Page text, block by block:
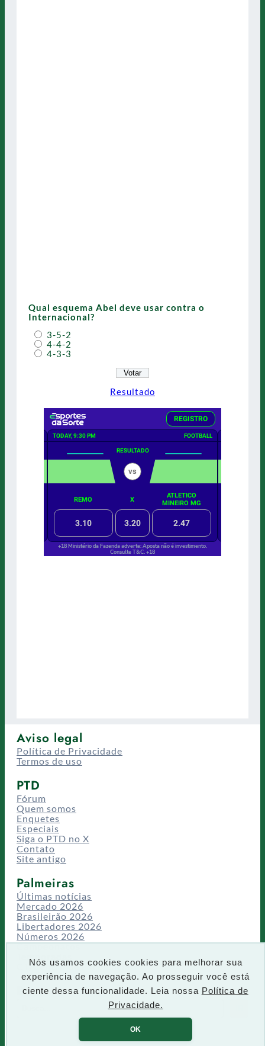
Nós usamos cookies cookies para melhorar sua
experiência de navegação. Ao prosseguir você está
ciente dessa funcionalidade. Leia nossa Política de
Privacidade.
OK
Qual esquema Abel deve usar contra o
Internacional?
3-5-2
4-4-2
4-3-3
Resultado
Aviso legal
Política de Privacidade
Termos de uso
PTD
Fórum
Quem somos
Enquetes
Especiais
Siga o PTD no X
Contato
Site antigo
Palmeiras
Últimas notícias
Mercado 2026
Brasileirão 2026
Libertadores 2026
Números 2026
Campeonatos
CT/Centro de Excelência
Busca
P
e
q
u